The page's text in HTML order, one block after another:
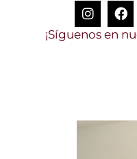
S íguenos en